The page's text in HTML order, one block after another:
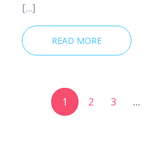
[…]
READ MORE
1 2 3 …